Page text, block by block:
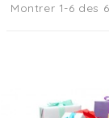
Montrer 1-6 des